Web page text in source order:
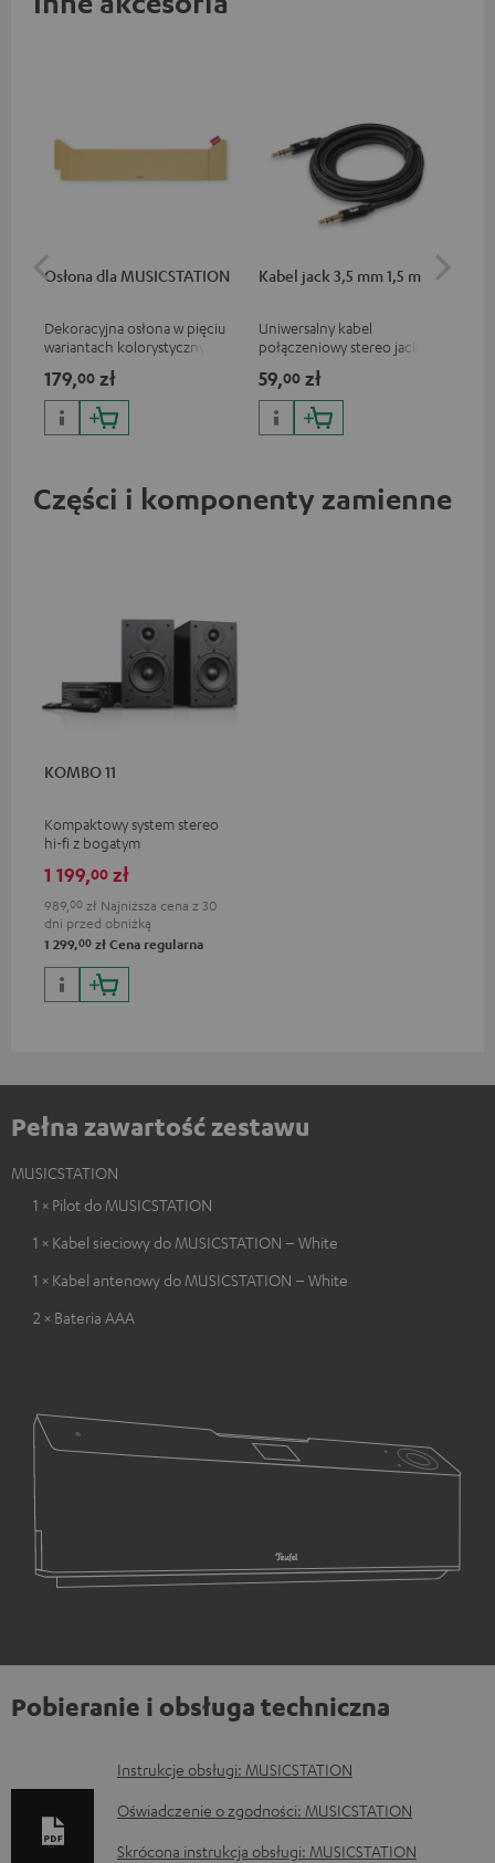
Osłona dla MUSICSTATION
Dekoracyjna osłona w pięciu
wariantach kolorystycznych,
MUSICSTATION
179,00 zł
Kabel jack 3,5 mm 1,5 m
Uniwersalny kabel
połączeniowy stereo jack 3,5
59,00 zł
Części i komponenty zamienne
KOMBO 11
Kompaktowy system stereo
hi-fi z bogatym
bestsellera KOMBO 22
1 199,00 zł
989,00 zł Najniższa cena z 30
dni przed obniżką
1 299,00 zł Cena regularna
Pełna zawartość zestawu
MUSICSTATION
1 × Pilot do MUSICSTATION
1 × Kabel sieciowy do MUSICSTATION – White
1 × Kabel antenowy do MUSICSTATION – White
2 × Bateria AAA
Pobieranie i obsługa techniczna
D
o
k
Instrukcje obsługi: MUSICSTATION
Oświadczenie o zgodności: MUSICSTATION
Skrócona instrukcja obsługi: MUSICSTATION